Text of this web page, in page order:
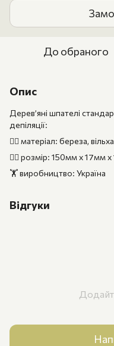
До обраного
Опис
Дерев’яні шпателі
депіляції:
🤸‍♀️ матеріал: береза, вільха
🤾‍♂️ розмір: 150мм х 17мм
🏋️ виробництво: Україна
Відгуки